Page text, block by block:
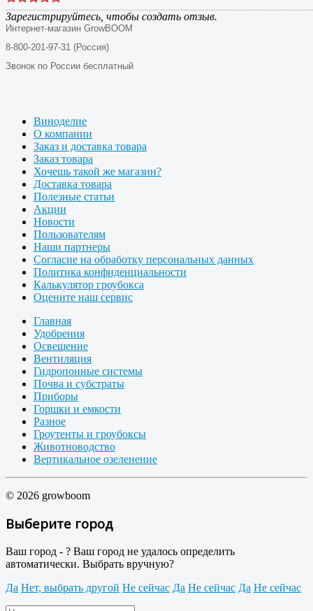
Зарегистрируйтесь, чтобы создать отзыв.
Интернет-магазин GrowBOOM
8-800-201-97-31 (Россия)
Звонок по России бесплатный
Виноделие
О компании
Заказ и доставка товара
Заказ товара
Хочешь такой же магазин?
Доставка товара
Полезные статьи
Акции
Новости
Пользователям
Наши партнеры
Согласие на обработку персональных данных
Политика конфиденциальности
Калькулятор гроубокса
Оцените наш сервис
Главная
Удобрения
Освещение
Вентиляция
Гидропонные системы
Почва и субстраты
Приборы
Горшки и емкости
Разное
Гроутенты и гроубоксы
Животноводство
Вертикальное озеленение
© 2026 growboom
Выберите город
Ваш город - ? Ваш город не удалось определить
автоматически. Выбрать вручную?
Да Нет, выбрать другой Не сейчас Да Не сейчас Да Не сейчас